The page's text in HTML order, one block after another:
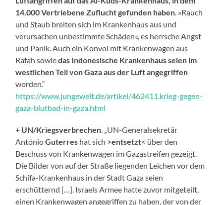
14.000 Vertriebene Zuflucht gefunden haben . »Rauch
und Staub breiten sich im Krankenhaus aus und
verursachen unbestimmte Schäden«, es herrsche Angst
und Panik. Auch ein Konvoi mit Krankenwagen aus
Rafah sowiedas Indonesische Krankenhaus seien im
westlichen Teil von Gaza aus der Luft angegriffen
worden.“
https://www.jungewelt.de/artikel/462411.krieg-gegen-
gaza-blutbad-in-gaza.html
+ UN/Kriegsverbrechen . „UN-Generalsekretär
AntónioGuterres hat sich >entsetzt< über den
Beschuss von Krankenwagen im Gazastreifen gezeigt.
Die Bilder von auf der Straße liegenden Leichen vor dem
Schifa-Krankenhaus in der Stadt Gaza seien
erschütternd […]. Israels Armee hatte zuvor mitgeteilt,
einen Krankenwagen angegriffen zu haben, der von der